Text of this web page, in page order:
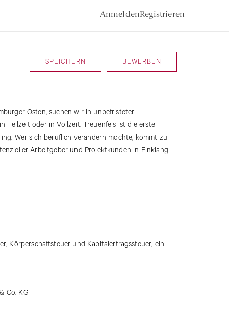
AnmeldenRegistrieren
SPEICHERN BEWERBEN
Osten, suchen wir in unbefristeter
Teilzeit oder in Vollzeit. Treuenfels ist die erste
Wer sich beruflich verändern möchte, kommt zu
Arbeitgeber und Projektkunden in Einklang
Körperschaftsteuer und Kapitalertragssteuer, ein
Co. KG